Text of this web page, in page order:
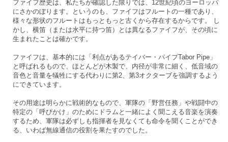
ファイフ歴史は、私たちが確認した限りでは、12世紀頃のヨーロッパ
にさかのぼります。というのも、ファイフはフルートの一種であり、
様々な形状のフルートはもっともっと古くから存在するからです。 し
かし、横笛（または水平に持つ笛）とは異なるファイフが、その頃に
生まれたことは確かです。
ファイフは、基本的には「利点があるテイバー・パイプTabor Pipe」
と呼ばれるもので、ほとんどが木製で、内径が非常に細く、低音域の
音色と音量を犠牲にする代わりに第2、第3オクターブを強調するよう
にできています。
その用途は明らかに戦術的なもので、軍隊の「野営任務」や戦闘中の
特定の「呼びかけ」のためにドラムと一緒によく聞こえる音楽を演奏
するため、軍隊は必ずしも指揮者を見なくても命令を聞くことができ
る、いわば無線通信の役割を果たすのでした。